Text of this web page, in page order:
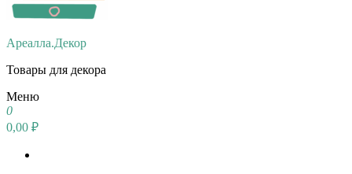
Ареалла.Декор
Товары для декора
Меню
0
0,00 ₽